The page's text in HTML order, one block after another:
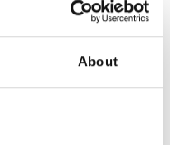
About
Earrings